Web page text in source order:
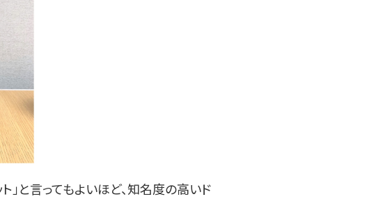
」と言ってもよいほど、知名度の高いド